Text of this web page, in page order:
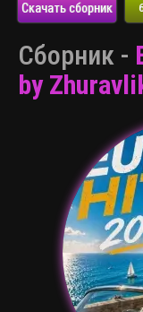
Скачать сборник 6
Сборник -
by